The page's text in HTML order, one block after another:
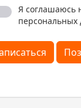
Я соглашаюсь
персональных